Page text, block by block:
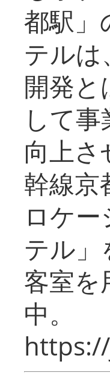
都駅」
テル
開発と
して
向上
幹線京
ロケ
テル
客室を
中。